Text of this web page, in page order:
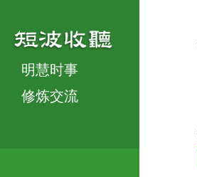
明慧时事
修炼交流